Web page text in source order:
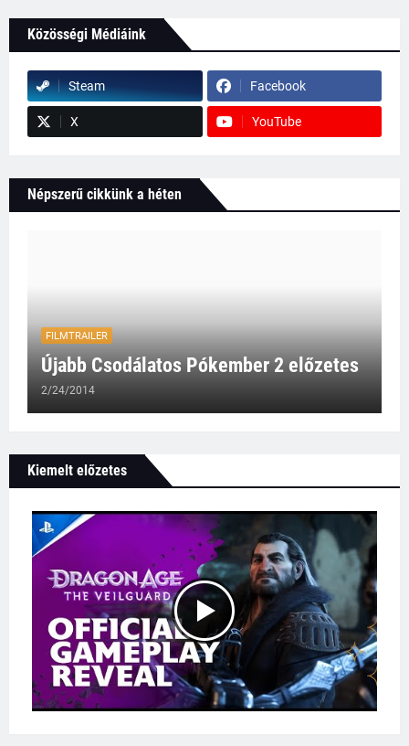
Közösségi Médiáink
Steam Facebook
X YouTube
Népszerű cikkünk a héten
FILMTRAILER
Újabb Csodálatos Pókember 2 előzetes
2/24/2014
Kiemelt előzetes